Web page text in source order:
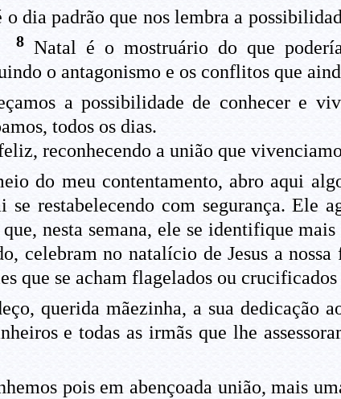
o dia padrão que nos lembra a
8Natal é o mostruário do que
o antagonismo e os conflitos que
a possibilidade de conhecer e
todos os dias.
reconhecendo a união que
do meu contentamento, abro aqui
se restabelecendo com segurança. Ele
que, nesta semana, ele se identifique
celebram no natalício de Jesus a
que se acham flagelados ou
querida mãezinha, a sua dedicação
e todas as irmãs que lhe
pois em abençoada união, mais